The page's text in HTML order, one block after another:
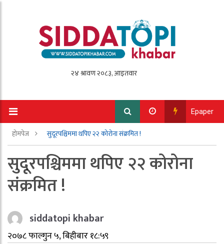
Epaper
होमपेज सुदूरपश्चिममा थपिए २२ कोरोना संक्रमित !
सुदूरपश्चिममा थपिए २२ कोरोना
संक्रमित !
siddatopi khabar
२०७८ फाल्गुन ५, बिहीबार १८:५९